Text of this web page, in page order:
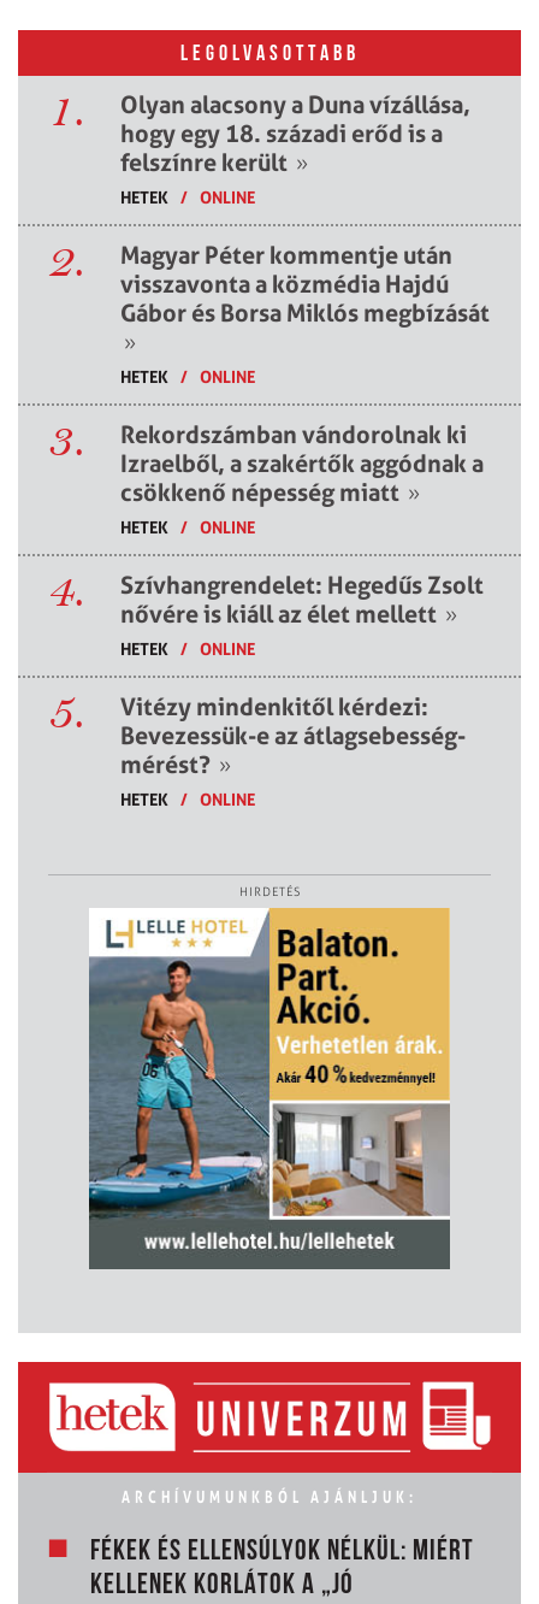
LEGOLVASOTTABB
1.
Olyan alacsony a Duna vízállása,
hogy egy 18. századi erőd is a
felszínre került »
HETEK / ONLINE
2.
Magyar Péter kommentje után
visszavonta a közmédia Hajdú
Gábor és Borsa Miklós megbízását
»
HETEK / ONLINE
3.
Rekordszámban vándorolnak ki
Izraelből, a szakértők aggódnak a
csökkenő népesség miatt »
HETEK / ONLINE
4.
Szívhangrendelet: Hegedűs Zsolt
nővére is kiáll az élet mellett »
HETEK / ONLINE
5.
Vitézy mindenkitől kérdezi:
Bevezessük-e az átlagsebesség-
mérést? »
HETEK / ONLINE
HIRDETÉS
ARCHÍVUMUNKBÓL AJÁNLJUK:
FÉKEK ÉS ELLENSÚLYOK NÉLKÜL: MIÉRT
KELLENEK KORLÁTOK A „JÓ